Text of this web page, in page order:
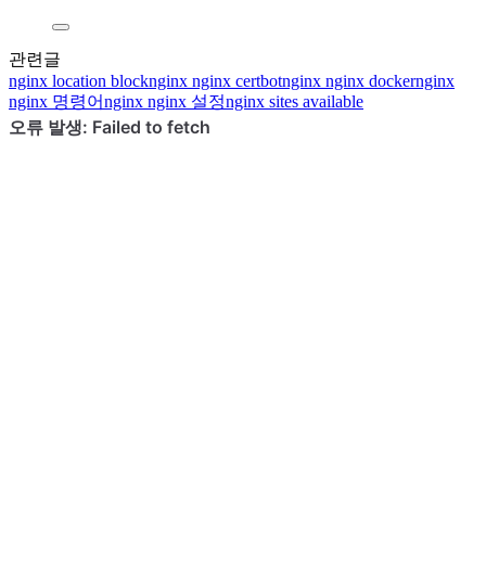
관련글
nginx location blocknginx nginx certbotnginx nginx dockernginx
nginx 명령어nginx nginx 설정nginx sites available